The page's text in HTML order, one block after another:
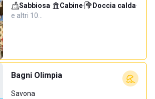
Sabbiosa· Cabine· Doccia calda·
e altri 10…
Bagni Olimpia
Savona